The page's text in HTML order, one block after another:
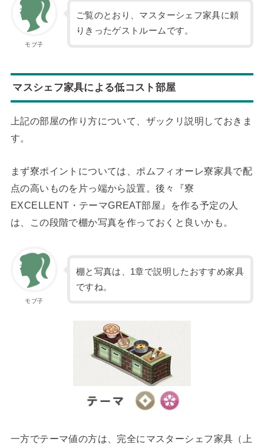
モブ子
ご覧のとおり、マスターシェフ家具に頼
りきったゲストルームです。
マスシェフ家具による低コスト部屋
上記の部屋の作り方について、ザックリ説明しておきま
す。
まず寮ポイントについては、ポムフィオーレ寮家具で配
点の高いものを片っ端から設置。後々『寮
EXCELLENT・テーマGREAT部屋』を作る予定の人
は、この段階で棚か写真を作っておくと良いかも。
モブ子
棚と写真は、1章で説明したおすすめ家具
ですね。
一方でテーマ値の方は、完全にマスターシェフ家具（上